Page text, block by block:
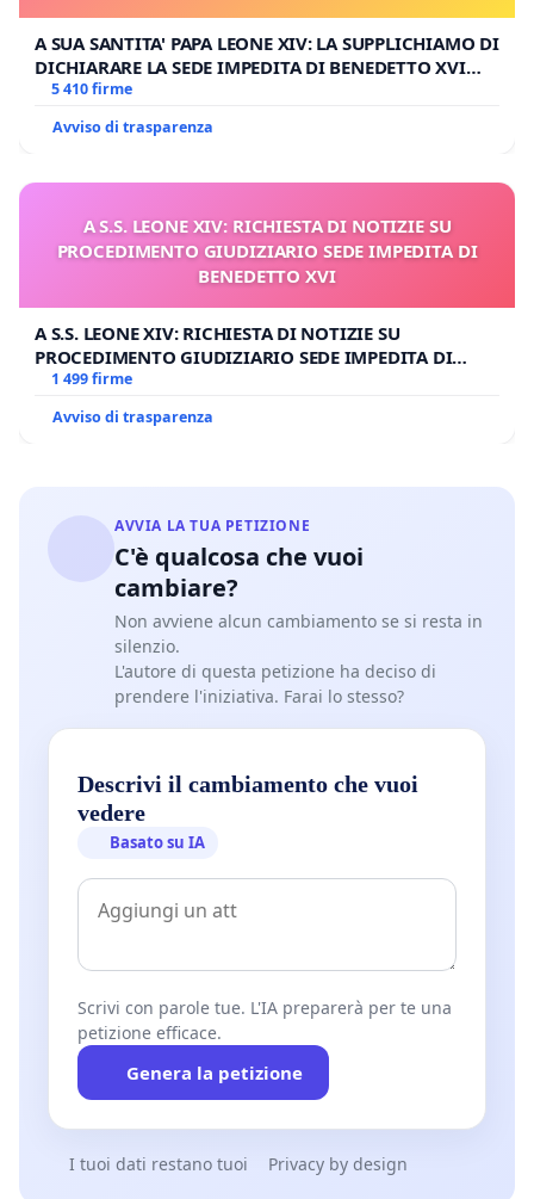
A SUA SANTITA' PAPA LEONE XIV: LA SUPPLICHIAMO DI
DICHIARARE LA SEDE IMPEDITA DI BENEDETTO XVI
E/O DI FAR APRIRE IL RELATIVO PROCESSO
5 410 firme
Avviso di trasparenza
A S.S. LEONE XIV: RICHIESTA DI NOTIZIE SU
PROCEDIMENTO GIUDIZIARIO SEDE IMPEDITA DI
BENEDETTO XVI
A S.S. LEONE XIV: RICHIESTA DI NOTIZIE SU
PROCEDIMENTO GIUDIZIARIO SEDE IMPEDITA DI
BENEDETTO XVI
1 499 firme
Avviso di trasparenza
AVVIA LA TUA PETIZIONE
C'è qualcosa che vuoi
cambiare?
Non avviene alcun cambiamento se si resta in
silenzio.
L'autore di questa petizione ha deciso di
prendere l'iniziativa. Farai lo stesso?
Descrivi il cambiamento che vuoi
vedere
Basato su IA
Scrivi con parole tue. L'IA preparerà per te una
petizione efficace.
Genera la petizione
I tuoi dati restano tuoi Privacy by design